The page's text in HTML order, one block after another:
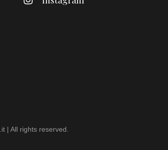
| All rights reserved.